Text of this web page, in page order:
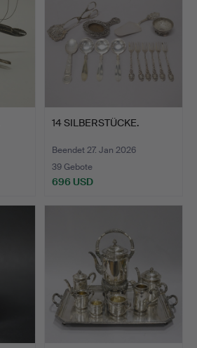
14 SILBERSTÜCKE.
Beendet 27. Jan 2026
39 Gebote
696 USD